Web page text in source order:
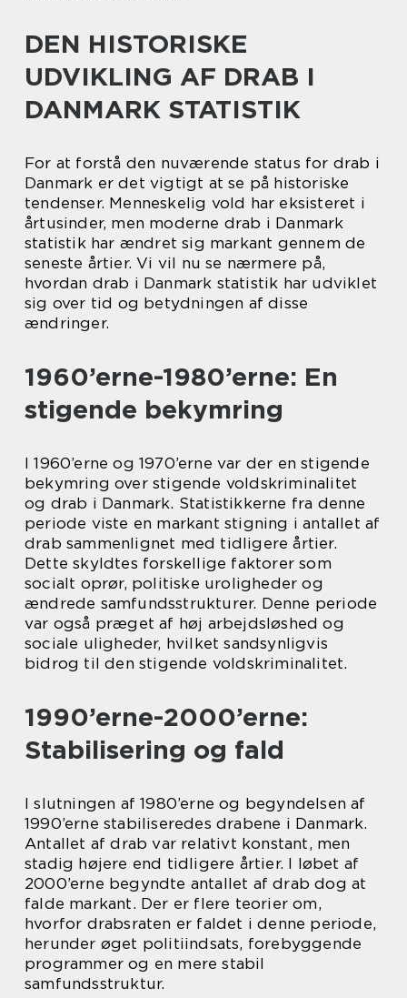
DEN HISTORISKE
UDVIKLING AF DRAB I
DANMARK STATISTIK
For at forstå den nuværende status for drab i
Danmark er det vigtigt at se på historiske
tendenser. Menneskelig vold har eksisteret i
årtusinder, men moderne drab i Danmark
statistik har ændret sig markant gennem de
seneste årtier. Vi vil nu se nærmere på,
hvordan drab i Danmark statistik har udviklet
sig over tid og betydningen af disse
ændringer.
1960’erne-1980’erne: En
stigende bekymring
I 1960’erne og 1970’erne var der en stigende
bekymring over stigende voldskriminalitet
og drab i Danmark. Statistikkerne fra denne
periode viste en markant stigning i antallet af
drab sammenlignet med tidligere årtier.
Dette skyldtes forskellige faktorer som
socialt oprør, politiske uroligheder og
ændrede samfundsstrukturer. Denne periode
var også præget af høj arbejdsløshed og
sociale uligheder, hvilket sandsynligvis
bidrog til den stigende voldskriminalitet.
1990’erne-2000’erne:
Stabilisering og fald
I slutningen af 1980’erne og begyndelsen af
1990’erne stabiliseredes drabene i Danmark.
Antallet af drab var relativt konstant, men
stadig højere end tidligere årtier. I løbet af
2000’erne begyndte antallet af drab dog at
falde markant. Der er flere teorier om,
hvorfor drabsraten er faldet i denne periode,
herunder øget politiindsats, forebyggende
programmer og en mere stabil
samfundsstruktur.